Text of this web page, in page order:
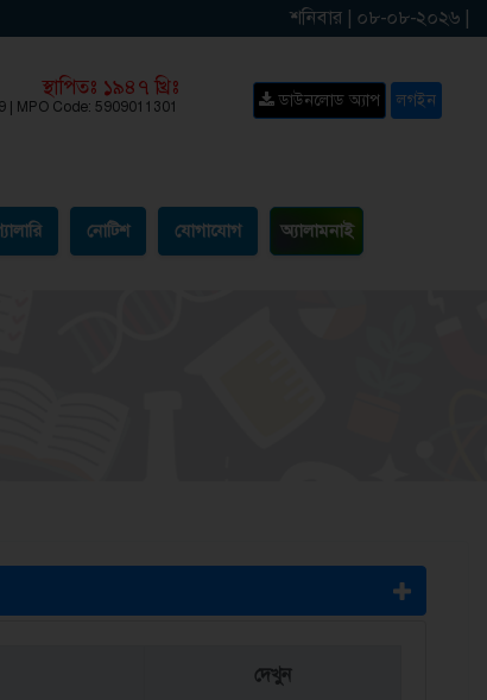
শনিবার | ০৮-০৮-২০২৬ |
স্থাপিতঃ ১৯৪৭ খ্রিঃ
| MPO Code: 5909011301 ডাউনলোড অ্যাপ লগইন
নোটিশ যোগাযোগ অ্যালামনাই
দেখুন